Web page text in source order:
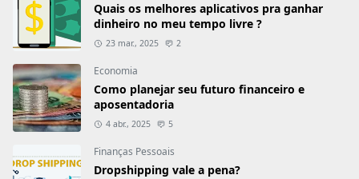
Quais os melhores aplicativos pra ganhar
dinheiro no meu tempo livre ?
23 mar., 2025 2
Economia
Como planejar seu futuro financeiro e
aposentadoria
4 abr., 2025 5
Finanças Pessoais
Dropshipping vale a pena?